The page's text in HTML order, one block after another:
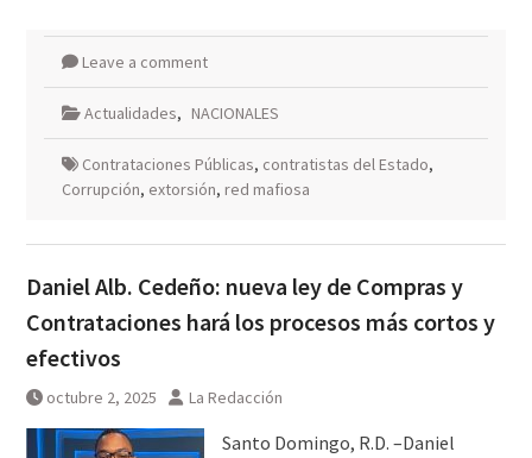
Leave a comment
Actualidades, NACIONALES
Contrataciones Públicas, contratistas del Estado,
Corrupción, extorsión, red mafiosa
Daniel Alb. Cedeño: nueva ley de Compras y
Contrataciones hará los procesos más cortos y
efectivos
octubre 2, 2025 La Redacción
Santo Domingo, R.D. –Daniel